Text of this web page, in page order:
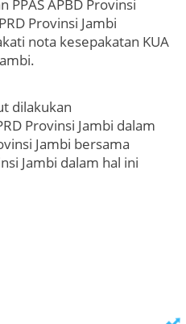
PPAS APBD Provinsi
Provinsi Jambi
nota kesepakatan KUA
dilakukan
Provinsi Jambi dalam
Jambi bersama
Jambi dalam hal ini